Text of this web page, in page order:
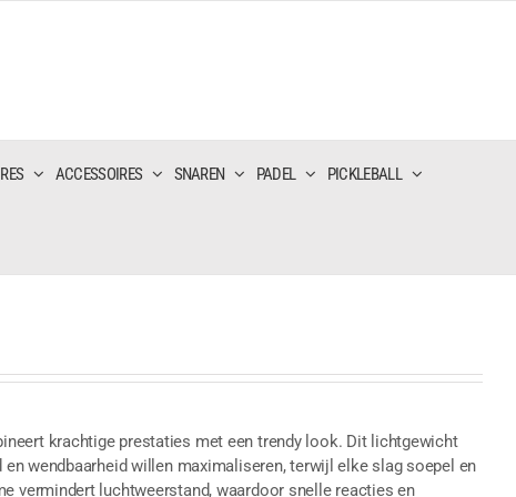
ACCESSOIRES SNAREN PADEL PICKLEBALL
krachtige prestaties met een trendy look. Dit lichtgewicht
wendbaarheid willen maximaliseren, terwijl elke slag soepel en
vermindert luchtweerstand, waardoor snelle reacties en